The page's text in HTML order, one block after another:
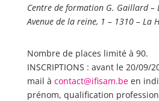
Centre de formation G. Gaillard –
Avenue de la reine, 1 – 1310 – La
Nombre de places limité à 90.
INSCRIPTIONS : avant le 20/
mail à contact@ifisam.been
prénom, qualification